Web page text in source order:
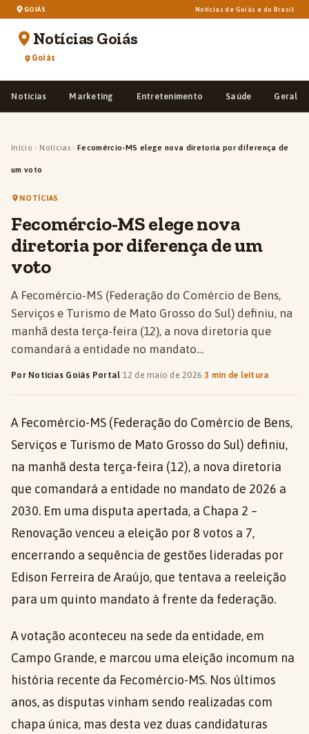
GOIÁS Notícias de Goiás e do Brasil
Notícias Goiás
Goiás
Notícias Marketing Entretenimento Saúde Geral
Início › Notícias › Fecomércio-MS elege nova diretoria por diferença de
um voto
NOTÍCIAS
Fecomércio-MS elege nova
diretoria por diferença de um
voto
A Fecomércio-MS (Federação do Comércio de Bens,
Serviços e Turismo de Mato Grosso do Sul) definiu, na
manhã desta terça-feira (12), a nova diretoria que
comandará a entidade no mandato…
Por Notícias Goiás Portal·12 de maio de 2026·3 min de leitura
A Fecomércio-MS (Federação do Comércio de Bens,
Serviços e Turismo de Mato Grosso do Sul) definiu,
na manhã desta terça-feira (12), a nova diretoria
que comandará a entidade no mandato de 2026 a
2030. Em uma disputa apertada, a Chapa 2 –
Renovação venceu a eleição por 8 votos a 7,
encerrando a sequência de gestões lideradas por
Edison Ferreira de Araújo, que tentava a reeleição
para um quinto mandato à frente da federação.
A votação aconteceu na sede da entidade, em
Campo Grande, e marcou uma eleição incomum na
história recente da Fecomércio-MS. Nos últimos
anos, as disputas vinham sendo realizadas com
chapa única, mas desta vez duas candidaturas